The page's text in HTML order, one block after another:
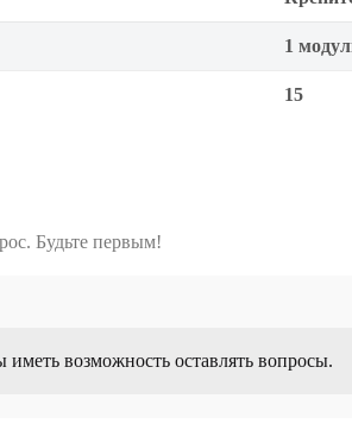
1
15
Будьте первым!
иметь возможность оставлять вопросы.